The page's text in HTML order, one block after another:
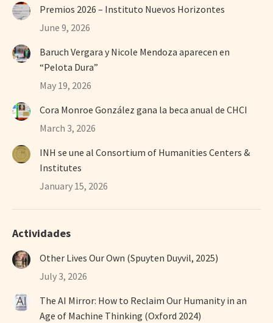
Premios 2026 – Instituto Nuevos Horizontes
June 9, 2026
Baruch Vergara y Nicole Mendoza aparecen en
“Pelota Dura”
May 19, 2026
Cora Monroe González gana la beca anual de CHCI
March 3, 2026
INH se une al Consortium of Humanities Centers &
Institutes
January 15, 2026
Actividades
Other Lives Our Own (Spuyten Duyvil, 2025)
July 3, 2026
The AI Mirror: How to Reclaim Our Humanity in an
Age of Machine Thinking (Oxford 2024)